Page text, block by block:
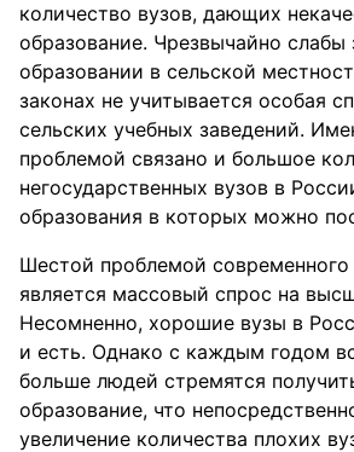
количество вузов, дающих
образование. Чрезвычайно слабы
образовании в сельской
законах не учитывается особая
сельских учебных заведений.
проблемой связано и большое
негосударственных вузов в
образования в которых можно
Шестой проблемой современного
является массовый спрос на
Несомненно, хорошие вузы в
и есть. Однако с каждым годом
больше людей стремятся
образование, что
увеличение количества плохих